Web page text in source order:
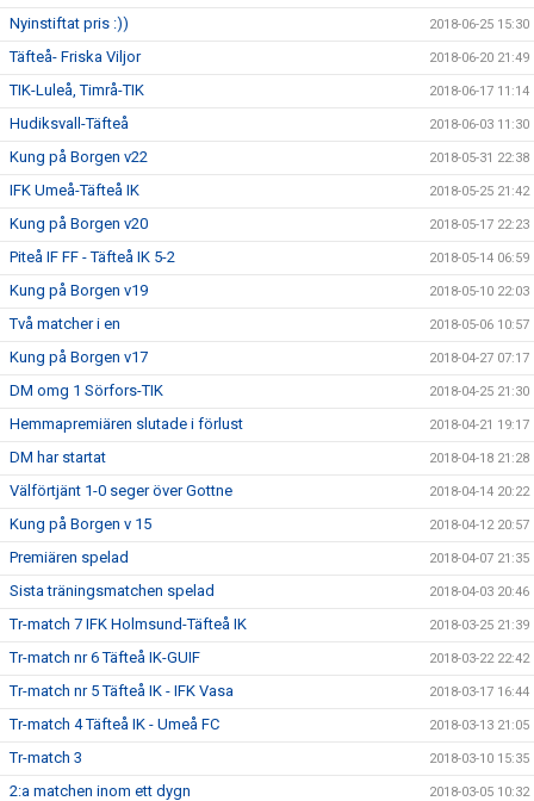
Nyinstiftat pris :)) 2018-06-25 15:30
Täfteå- Friska Viljor 2018-06-20 21:49
TIK-Luleå, Timrå-TIK 2018-06-17 11:14
Hudiksvall-Täfteå 2018-06-03 11:30
Kung på Borgen v22 2018-05-31 22:38
IFK Umeå-Täfteå IK 2018-05-25 21:42
Kung på Borgen v20 2018-05-17 22:23
Piteå IF FF - Täfteå IK 5-2 2018-05-14 06:59
Kung på Borgen v19 2018-05-10 22:03
Två matcher i en 2018-05-06 10:57
Kung på Borgen v17 2018-04-27 07:17
DM omg 1 Sörfors-TIK 2018-04-25 21:30
Hemmapremiären slutade i förlust 2018-04-21 19:17
DM har startat 2018-04-18 21:28
Välförtjänt 1-0 seger över Gottne 2018-04-14 20:22
Kung på Borgen v 15 2018-04-12 20:57
Premiären spelad 2018-04-07 21:35
Sista träningsmatchen spelad 2018-04-03 20:46
Tr-match 7 IFK Holmsund-Täfteå IK 2018-03-25 21:39
Tr-match nr 6 Täfteå IK-GUIF 2018-03-22 22:42
Tr-match nr 5 Täfteå IK - IFK Vasa 2018-03-17 16:44
Tr-match 4 Täfteå IK - Umeå FC 2018-03-13 21:05
Tr-match 3 2018-03-10 15:35
2:a matchen inom ett dygn 2018-03-05 10:32